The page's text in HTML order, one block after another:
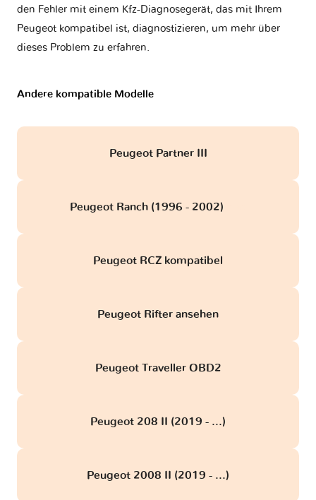
den Fehler mit einem Kfz-Diagnosegerät, das mit Ihrem
Peugeot kompatibel ist, diagnostizieren, um mehr über
dieses Problem zu erfahren.
Andere kompatible Modelle
Peugeot Partner III
Peugeot Ranch (1996 - 2002)
Peugeot RCZ kompatibel
Peugeot Rifter ansehen
Peugeot Traveller OBD2
Peugeot 208 II (2019 - ...)
Peugeot 2008 II (2019 - ...)